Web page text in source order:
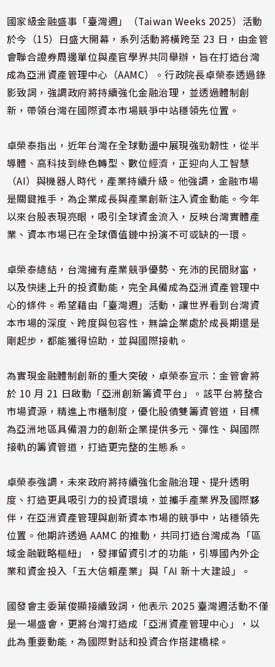
國家級金融盛事「臺灣週」（Taiwan Weeks 2025）活動
於今（15）日盛大開幕，系列活動將橫跨至 23 日，由金管
會聯合證券周邊單位與產官學界共同舉辦，旨在打造台灣
成為亞洲資產管理中心（AAMC）。行政院長卓榮泰透過錄
影致詞，強調政府將持續強化金融治理，並透過體制創
新，帶領台灣在國際資本市場競爭中站穩領先位置。
卓榮泰指出，近年台灣在全球動盪中展現強勁韌性，從半
導體、高科技到綠色轉型、數位經濟，正迎向人工智慧
（AI）與機器人時代，產業持續升級。他強調，金融市場
是關鍵推手，為企業成長與產業創新注入資金動能。今年
以來台股表現亮眼，吸引全球資金流入，反映台灣實體產
業、資本市場已在全球價值鏈中扮演不可或缺的一環。
卓榮泰總結，台灣擁有產業競爭優勢、充沛的民間財富，
以及快速上升的投資動能，完全具備成為亞洲資產管理中
心的條件。希望藉由「臺灣週」活動，讓世界看到台灣資
本市場的深度、跨度與包容性，無論企業處於成長期還是
剛起步，都能獲得協助，並與國際接軌。
為實現金融體制創新的重大突破，卓榮泰宣示：金管會將
於 10 月 21 日啟動「亞洲創新籌資平台」。該平台將整合
市場資源，精進上市櫃制度，優化股債雙籌資管道，目標
為亞洲地區具備潛力的創新企業提供多元、彈性、與國際
接軌的籌資管道，打造更完整的生態系。
卓榮泰強調，未來政府將持續強化金融治理、提升透明
度、打造更具吸引力的投資環境，並攜手產業界及國際夥
伴，在亞洲資產管理與創新資本市場的競爭中，站穩領先
位置。他期許透過 AAMC 的推動，共同打造台灣成為「區
域金融戰略樞紐」，發揮留資引才的功能，引導國內外企
業和資金投入「五大信賴產業」與「AI 新十大建設」。
國發會主委葉俊顯接續致詞，他表示 2025 臺灣週活動不僅
是一場盛會，更將台灣打造成「亞洲資產管理中心」，以
此為重要動能，為國際對話和投資合作搭建橋樑。